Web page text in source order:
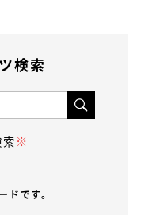
検索
※
ドです。